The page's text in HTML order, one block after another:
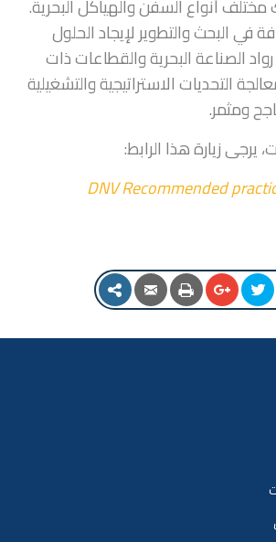
أنواع السفن والهياكل البحرية.
في البحث والتطوير لإيجاد الحلول
الصناعة البحرية والقطاعات ذات
التحديات الاستراتيجية والتشغيلية
ومثمر.
يرجى زيارة هذا الرابط:
DNV Recommended